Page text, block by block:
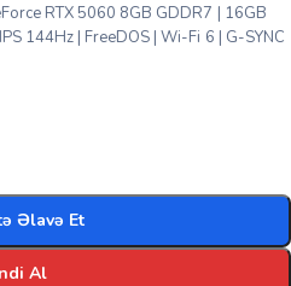
RTX 5060 8GB GDDR7 | 16GB
144Hz | FreeDOS | Wi-Fi 6 | G-SYNC
Əlavə Et
Al